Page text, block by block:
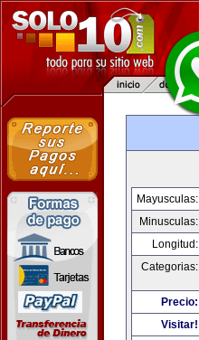
Mayusculas:
Minusculas:
Longitud:
Categorias:
Precio:
Visitar!